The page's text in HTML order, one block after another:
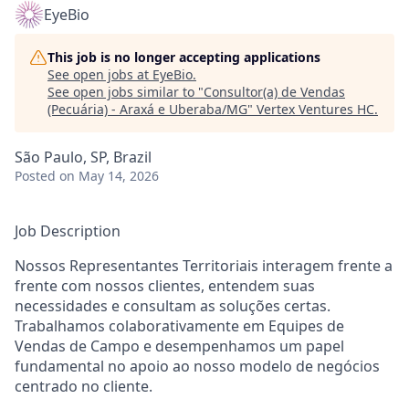
EyeBio
This job is no longer accepting applications
See open jobs at EyeBio.
See open jobs similar to "Consultor(a) de Vendas
(Pecuária) - Araxá e Uberaba/MG" Vertex Ventures HC.
São Paulo, SP, Brazil
Posted on May 14, 2026
Job Description
Nossos Representantes Territoriais interagem frente a
frente com nossos clientes, entendem suas
necessidades e consultam as soluções certas.
Trabalhamos colaborativamente em Equipes de
Vendas de Campo e desempenhamos um papel
fundamental no apoio ao nosso modelo de negócios
centrado no cliente.